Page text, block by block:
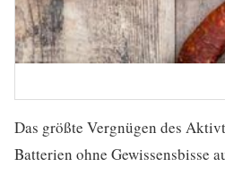
Das größte Vergnügen des
Batterien ohne Gewissensbisse